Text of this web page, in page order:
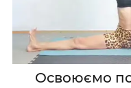
Освоюємо